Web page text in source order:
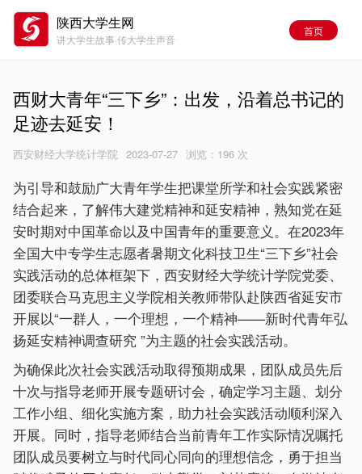
陕西大学生网
讲大学生故事·传大学生声音
首页
西财大青年“三下乡”：出发，沿着总书记的
足迹去延安！
西安财经大学统计学院 2023-07-27 浏览： 196 次
为引导和鼓励广大青年学生把课堂所学和社会实践紧密
结合起来，了解伟大建党精神和延安精神，熟知党在延
安时期对中国革命以及中国青年的重要意义。在2023年
全国大中专学生志愿者暑期文化科技卫生“三下乡”社会
实践活动的总体框架下，西安财经大学统计学院党委、
团委联合马克思主义学院相关教师带队赴陕西省延安市
开展以“一群人，一个理想，一个精神——新时代青年弘
扬延安精神调查研究 ”为主题的社会实践活动。
为确保此次社会实践活动取得预期成果，团队成员先后
十次与指导老师开展专题研讨会，确定学习主题、划分
工作小组、细化实施方案，助力社会实践活动顺利深入
开展。同时，指导老师结合当前青年工作实际情况嘱托
团队成员要树立与时代同心同向的理想信念，勇于担当